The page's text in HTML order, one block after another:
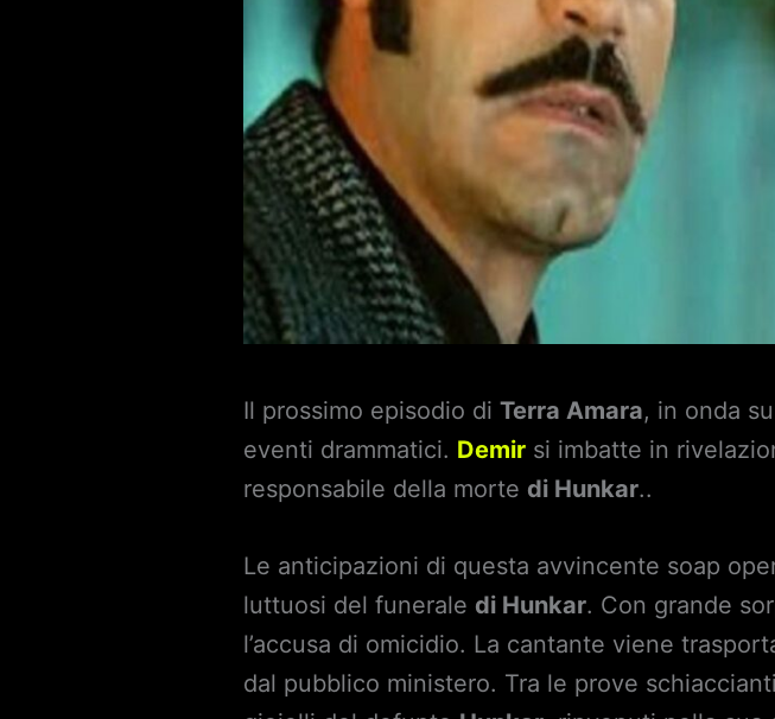
Il prossimo episodio diTerra Amara, in onda su
eventi drammatici. Demir si imbatte in
responsabile della morte di Hunkar..
Le anticipazioni di questa avvincente soap
luttuosi del funerale di Hunkar. Con grande
l’accusa di omicidio. La cantante viene
dal pubblico ministero. Tra le prove